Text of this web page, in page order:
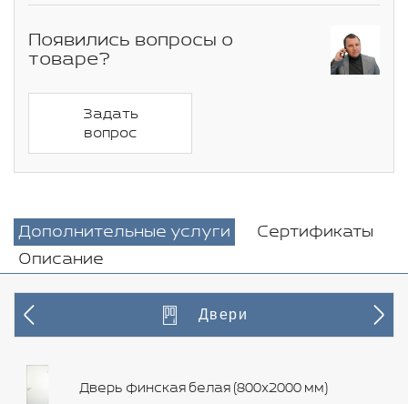
Появились вопросы о
товаре?
Задать
вопрос
Дополнительные услуги
Сертификаты
Описание
Двери
Дверь финская белая (800х2000 мм)